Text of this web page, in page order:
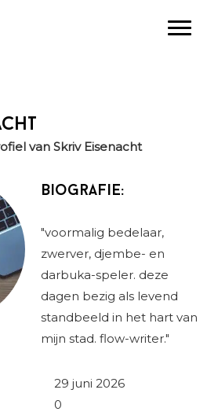
van Skriv Eisenacht
Biografie:
"voormalig bedelaar,
zwerver, djembe- en
darbuka-speler. deze
dagen bezig als levend
standbeeld in het hart van
mijn stad. flow-writer."
29 juni 2026
0